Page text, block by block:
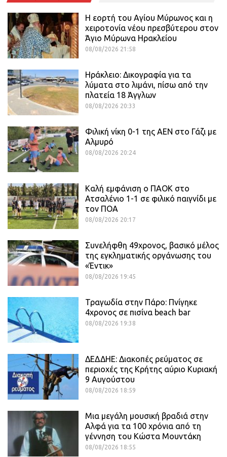
Η εορτή του Αγίου Μύρωνος και η
χειροτονία νέου πρεσβύτερου στον
Άγιο Μύρωνα Ηρακλείου
08/08/2026 21:58
Ηράκλειο: Δικογραφία για τα
λύματα στο λιμάνι, πίσω από την
πλατεία 18 Άγγλων
08/08/2026 20:33
Φιλική νίκη 0-1 της ΑΕΝ στο Γάζι με
Αλμυρό
08/08/2026 20:24
Καλή εμφάνιση ο ΠΑΟΚ στο
Ατσαλένιο 1-1 σε φιλικό παιγνίδι με
τον ΠΟΑ
08/08/2026 20:17
Συνελήφθη 49χρονος, βασικό μέλος
της εγκληματικής οργάνωσης του
«Έντικ»
08/08/2026 19:45
Τραγωδία στην Πάρο: Πνίγηκε
4χρονος σε πισίνα beach bar
08/08/2026 19:38
ΔΕΔΔΗΕ: Διακοπές ρεύματος σε
περιοχές της Κρήτης αύριο Κυριακή
9 Αυγούστου
08/08/2026 18:59
Μια μεγάλη μουσική βραδιά στην
Αλφά για τα 100 χρόνια από τη
γέννηση του Κώστα Μουντάκη
08/08/2026 18:55